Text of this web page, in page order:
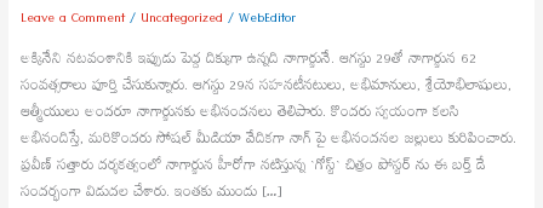
Leave a Comment/ Uncategorized /WebEditor
అక్కినేని న‌ట‌వంశానికి ఇప్పుడు పెద్ద దిక్కుగా ఉన్న‌ది నాగార్జునే. ఆగ‌స్టు 29తో నాగార్జున 62
సంవ‌త్స‌రాలు పూర్తి చేసుకున్నారు. ఆగ‌స్టు 29న స‌హ‌న‌టీన‌టులు, అభిమానులు, శ్రేయోభిలాషులు,
ఆత్మీయులు అంద‌రూ నాగార్జున‌కు అభినంద‌న‌లు తెలిపారు. కొంద‌రు స్వ‌యంగా క‌ల‌సి
అభినందిస్తే, మ‌రికొంద‌రు సోష‌ల్ మీడియా వేదిక‌గా నాగ్ పై అభినంద‌న‌ల జ‌ల్లులు కురిపించారు.
ప్ర‌వీణ్ స‌త్తారు ద‌ర్శ‌క‌త్వంలో నాగార్జున హీరోగా న‌టిస్తున్న `గోస్ట్` చిత్రం పోస్ట‌ర్ ను ఈ బ‌ర్త్ డే
సంద‌ర్భంగా విడుద‌ల చేశారు. ఇంత‌కు ముందు […]